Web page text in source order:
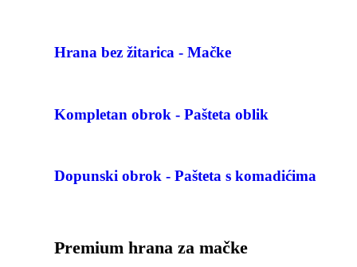
Hrana bez žitarica - Mačke
Kompletan obrok - Pašteta oblik
Dopunski obrok - Pašteta s komadićima
Premium hrana za mačke